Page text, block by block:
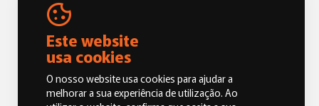
Este website
usa cookies
O nosso website usa cookies para ajudar a
melhorar a sua experiência de utilização. Ao